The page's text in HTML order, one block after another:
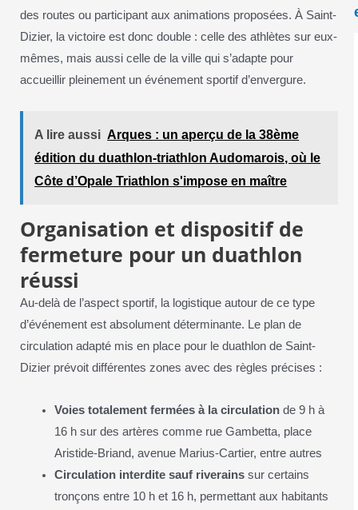
des routes ou participant aux animations proposées. À Saint-
Dizier, la victoire est donc double : celle des athlètes sur eux-
mêmes, mais aussi celle de la ville qui s’adapte pour
accueillir pleinement un événement sportif d’envergure.
A lire aussi Arques : un aperçu de la 38ème
édition du duathlon-triathlon Audomarois, où le
Côte d’Opale Triathlon s'impose en maître
Organisation et dispositif de
fermeture pour un duathlon
réussi
Au-delà de l’aspect sportif, la logistique autour de ce type
d’événement est absolument déterminante. Le plan de
circulation adapté mis en place pour le duathlon de Saint-
Dizier prévoit différentes zones avec des règles précises :
Voies totalement fermées à la circulation de 9 h à
16 h sur des artères comme rue Gambetta, place
Aristide-Briand, avenue Marius-Cartier, entre autres
Circulation interdite sauf riverains sur certains
tronçons entre 10 h et 16 h, permettant aux habitants